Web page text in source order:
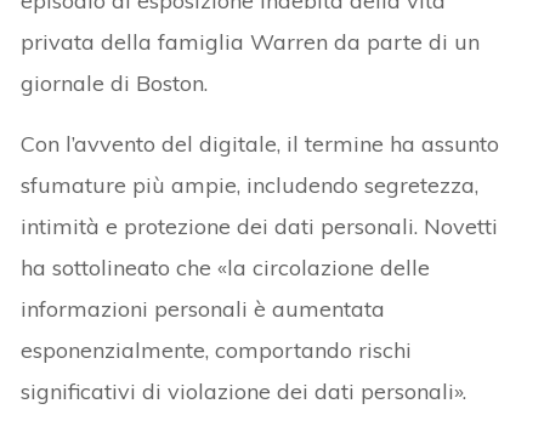
privata della famiglia Warren da parte di un
giornale di Boston.
Con l’avvento del digitale, il termine ha assunto
sfumature più ampie, includendo segretezza,
intimità e protezione dei dati personali. Novetti
ha sottolineato che «la circolazione delle
informazioni personali è aumentata
esponenzialmente, comportando rischi
significativi di violazione dei dati personali».